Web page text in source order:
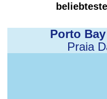
Porto
Praia